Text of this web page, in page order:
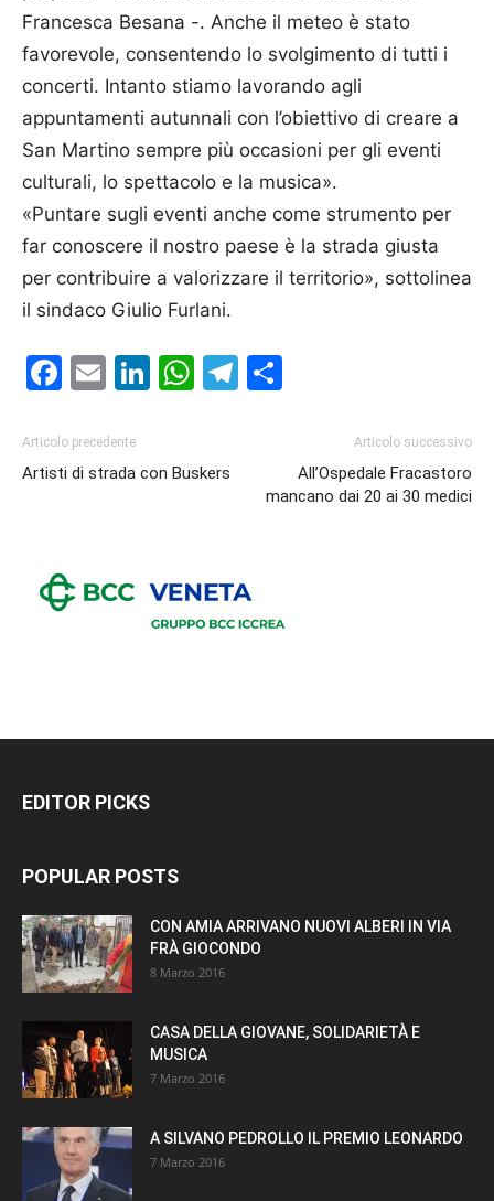
Francesca Besana -. Anche il meteo è stato
favorevole, consentendo lo svolgimento di tutti i
concerti. Intanto stiamo lavorando agli
appuntamenti autunnali con l’obiettivo di creare a
San Martino sempre più occasioni per gli eventi
culturali, lo spettacolo e la musica».
«Puntare sugli eventi anche come strumento per
far conoscere il nostro paese è la strada giusta
per contribuire a valorizzare il territorio», sottolinea
il sindaco Giulio Furlani.
Facebook
EmailLinkedIn
WhatsApp
Telegram
Articolo precedente
Artisti di strada con Buskers
Articolo successivo
All’Ospedale Fracastoro
mancano dai 20 ai 30 medici
EDITOR PICKS
POPULAR POSTS
CON AMIA ARRIVANO NUOVI ALBERI IN VIA
FRÀ GIOCONDO
8 Marzo 2016
CASA DELLA GIOVANE, SOLIDARIETÀ E
MUSICA
7 Marzo 2016
A SILVANO PEDROLLO IL PREMIO LEONARDO
7 Marzo 2016